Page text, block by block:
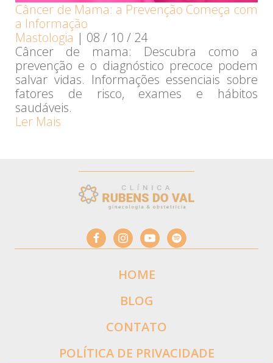
Câncer de Mama: a Prevenção Começa com
a Informação
Mastologia | 08 / 10 / 24
Câncer de mama: Descubra como a
prevenção e o diagnóstico precoce podem
salvar vidas. Informações essenciais sobre
fatores de risco, exames e hábitos
saudáveis.
Ler Mais
HOME
BLOG
CONTATO
POLÍTICA DE PRIVACIDADE